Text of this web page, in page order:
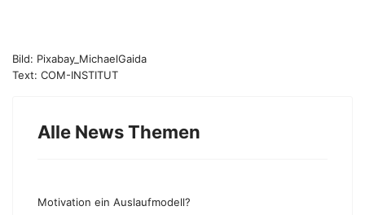
Bild: Pixabay_MichaelGaida
Text: COM-INSTITUT
Alle News Themen
Motivation ein Auslaufmodell?